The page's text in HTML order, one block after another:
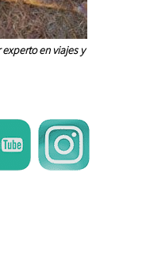
en viajes y